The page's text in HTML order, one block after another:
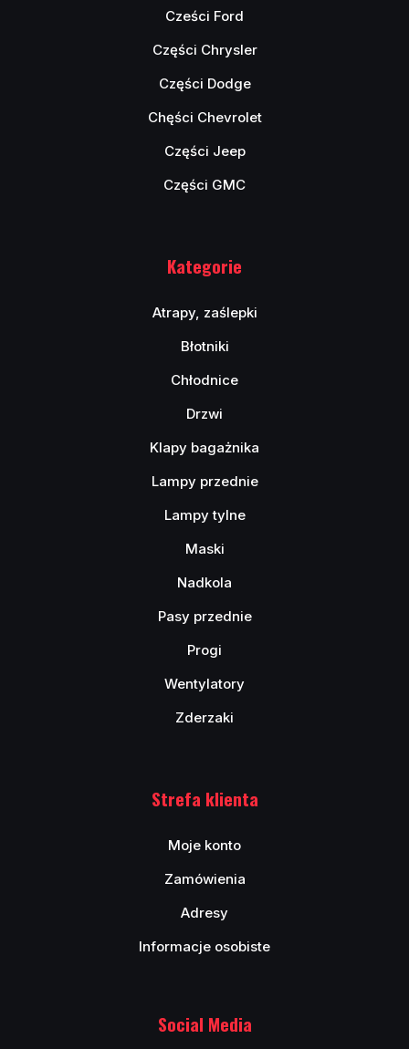
Cześci Ford
Części Chrysler
Części Dodge
Chęści Chevrolet
Części Jeep
Części GMC
Kategorie
Atrapy, zaślepki
Błotniki
Chłodnice
Drzwi
Klapy bagażnika
Lampy przednie
Lampy tylne
Maski
Nadkola
Pasy przednie
Progi
Wentylatory
Zderzaki
Strefa klienta
Moje konto
Zamówienia
Adresy
Informacje osobiste
Social Media